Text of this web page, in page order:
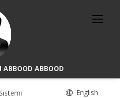
ABBOOD
English